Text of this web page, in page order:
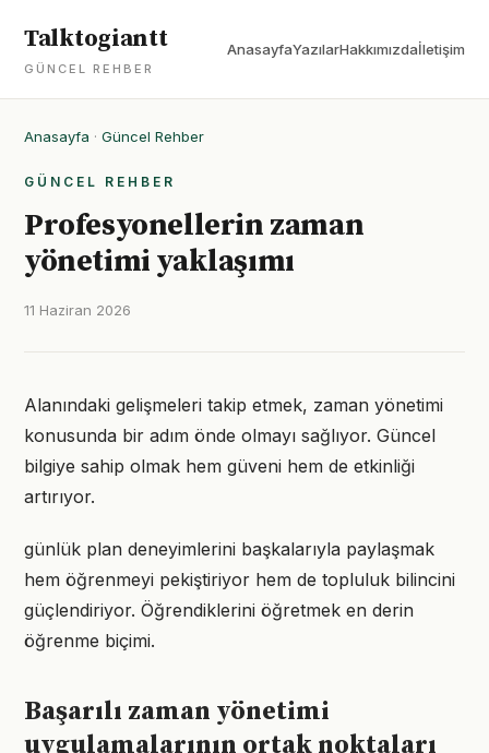
Talktogiantt
GÜNCEL REHBER
AnasayfaYazılarHakkımızdaİletişim
Anasayfa · Güncel Rehber
GÜNCEL REHBER
Profesyonellerin zaman
yönetimi yaklaşımı
11 Haziran 2026
Alanındaki gelişmeleri takip etmek, zaman yönetimi
konusunda bir adım önde olmayı sağlıyor. Güncel
bilgiye sahip olmak hem güveni hem de etkinliği
artırıyor.
günlük plan deneyimlerini başkalarıyla paylaşmak
hem öğrenmeyi pekiştiriyor hem de topluluk bilincini
güçlendiriyor. Öğrendiklerini öğretmek en derin
öğrenme biçimi.
Başarılı zaman yönetimi
uygulamalarının ortak noktaları